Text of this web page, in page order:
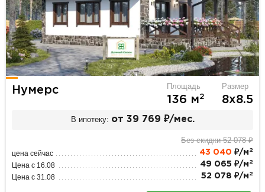
Нумерс Площадь
136 м2
Размер
8х8.5
В ипотеку: от 39 769 ₽/мес.
Без скидки 52 078 ₽
цена сейчас 43 040 ₽/м 2
Цена с 16.08 49 065 ₽/м 2
Цена с 31.08 52 078 ₽/м 2